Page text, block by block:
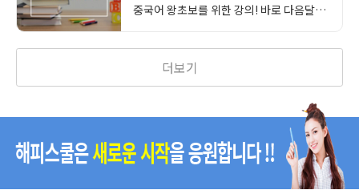
중국어 왕초보를 위한 강의! 바로 다음달에
더보기